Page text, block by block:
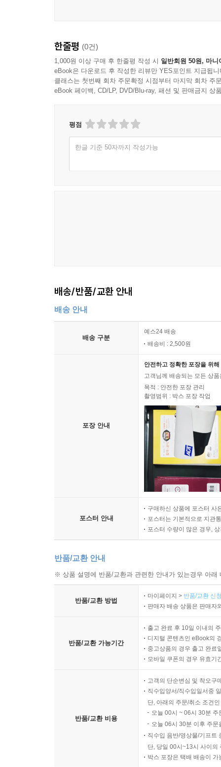
한줄평 (0건)
1,000원 이상 구매 후 한줄평 작성 시 일반회원 50원, 마니
eBook은 다운로드 후 작성한 리뷰만 YES포인트 지급됩니
클래스는 첫번째 회차 주문확정 시점부터 마지막 회차 주
eBook 페이백, CD/LP, DVD/Blu-ray, 패션 및 판매금지 상
평점
한글 기준 50자까지 작성가능
배송/반품/교환 안내
배송 안내
배송 구분
예스24 배송
배송비 : 2,500원
포장 안내
안전하고 정확한 포장을 위
고객님께 배송되는 모든 상
목적 : 안전한 포장 관리
촬영범위 : 박스 포장 작업
포스터 안내
구매하신 상품에 포스터 사
포스터는 기본적으로 지관
포스터 수량이 많은 경우,
반품/교환 안내
※ 상품 설명에 반품/교환과 관련한 안내가 있는경우 아
반품/교환 방법
마이페이지 > 반품/교환 신
판매자 배송 상품은 판매자
반품/교환 가능기간
출고 완료 후 10일 이내의
디지털 콘텐츠인 eBook의
중고상품의 경우 출고 완료
모바일 쿠폰의 경우 유효기
반품/교환 비용
고객의 단순변심 및 착오구
직수입양서/직수입일서중
단, 아래의 주문/취소 조건
오늘 00시 ~ 06시 30분
오늘 06시 30분 이후 주
직수입 음반/영상물/기프트
단, 당일 00시~13시 사이의
박스 포장은 택배 배송이